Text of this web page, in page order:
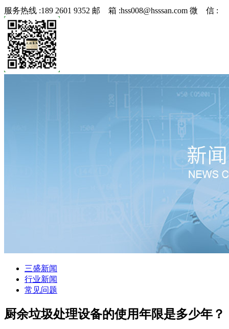
服务热线 :189 2601 9352 邮 箱 :hss008@hsssan.com 微 信 :
三盛新闻
行业新闻
常见问题
厨余垃圾处理设备的使用年限是多少年？